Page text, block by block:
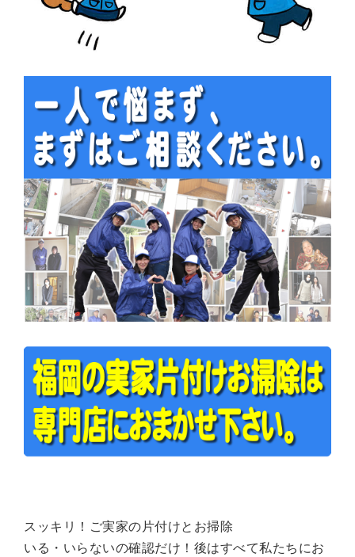
スッキリ！ご実家の片付けとお掃除
いる・いらないの確認だけ！後はすべて私たちにお